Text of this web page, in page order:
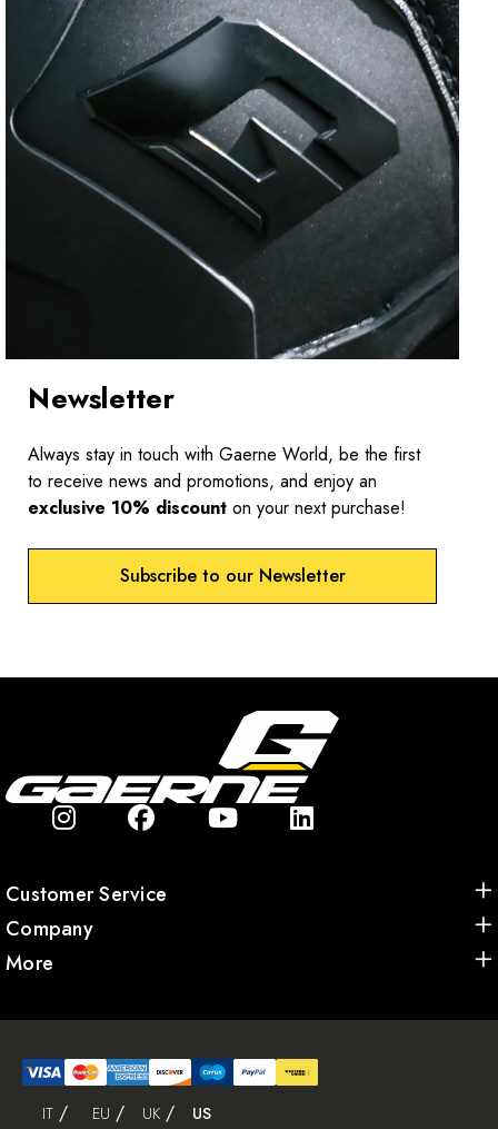
Newsletter
Always stay in touch with Gaerne World, be the first
to receive news and promotions, and enjoy an
exclusive 10% discount on your next purchase!
Subscribe to our Newsletter
Customer Service
Company
More
IT EU UK US